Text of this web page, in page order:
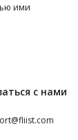
ими
с нами